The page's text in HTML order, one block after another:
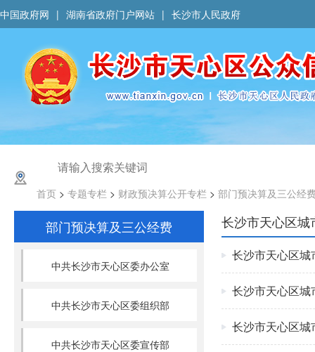
中国政府网 | 湖南省政府门户网站 | 长沙市人民政府
首页 > 专题专栏 > 财政预决算公开专栏 > 部门预决算及三公经
部门预决算及三公经费
中共长沙市天心区委办公室
中共长沙市天心区委组织部
中共长沙市天心区委宣传部
长沙市天心区城
长沙市天心区
长沙市天心区
长沙市天心区